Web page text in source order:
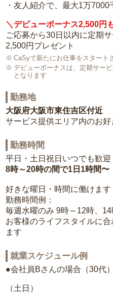
・友人紹介で、最大1万
＼デビューボーナス2,500円
ご応募から30日以内に定期
2,500円プレゼント
CaSyで新たにお仕事をスタート
デビューボーナスは、定期サー
となります
勤務地
大阪府大阪市東住吉区付近
サービス提供エリア内のお好
勤務時間
平日・土日祝日いつでも歓迎
8時～20時の間で1日1時間〜
好きな曜日・時間に働けます
勤務時間例：
毎週水曜のみ 9時～12時、
お客様のライフスタイルに
ます
就業スケジュール例
●会社員Bさんの場合（30代）
（土日）